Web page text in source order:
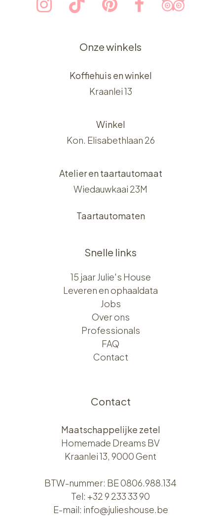
Onze winkels
Koffiehuis en winkel
Kraanlei 13
Winkel
Kon. Elisabethlaan 26
Atelier en taartautomaat
Wiedauwkaai 23M
Taartautomaten
Snelle links
15 jaar Julie's House
Leveren en ophaaldata
Jobs
Over ons​​
Professionals
FAQ
Contact
Contact
Maatschappelijke zetel
Homemade Dreams BV
Kraanlei 13, 9000 Gent
BTW-nummer: BE 0806.988.134
Tel: +32 9 233 33 90
E-mail: info@julieshouse.be